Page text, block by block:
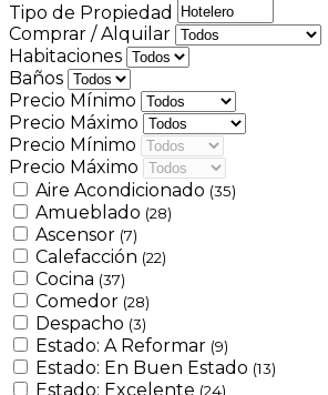
Tipo de Propiedad
Comprar / Alquilar
Habitaciones
Baños
Precio Mínimo
Precio Máximo
Precio Mínimo
Precio Máximo
Aire Acondicionado (35)
Amueblado (28)
Ascensor (7)
Calefacción (22)
Cocina (37)
Comedor (28)
Despacho (3)
Estado: A Reformar (9)
Estado: En Buen Estado (13)
Estado: Excelente (24)